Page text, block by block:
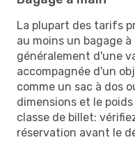
La plupart des tarifs
au moins un bagage
généralement d'une
accompagnée d'un
comme un sac à dos
dimensions et le
classe de billet:
réservation avant le